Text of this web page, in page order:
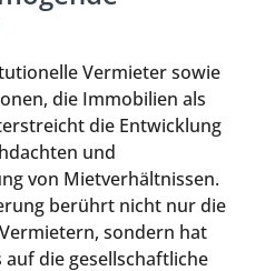
Vermieter sowie
die Immobilien als
die Entwicklung
und
von Mietverhältnissen.
berührt nicht nur die
sondern hat
die gesellschaftliche